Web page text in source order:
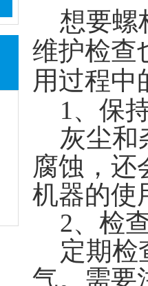
想要螺
维护检查
用过程中
1、保
灰尘和
腐蚀，还
机器的使
2、检
定期检
气。需要